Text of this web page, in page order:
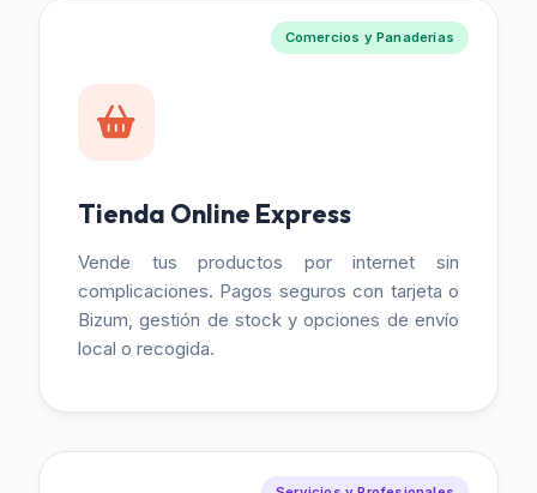
Comercios y Panaderías
Tienda Online Express
Vende tus productos por internet sin
complicaciones. Pagos seguros con tarjeta o
Bizum, gestión de stock y opciones de envío
local o recogida.